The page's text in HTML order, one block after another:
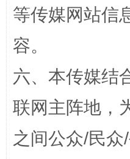
“蜀中异人”王建安
等传媒网站信
容。
六、本传媒结
联网主阵地，
之间公众/民